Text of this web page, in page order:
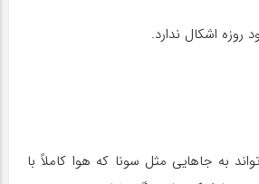
اشکال ندارد.
به جاهایی مثل سونا که هوا کاملاً با